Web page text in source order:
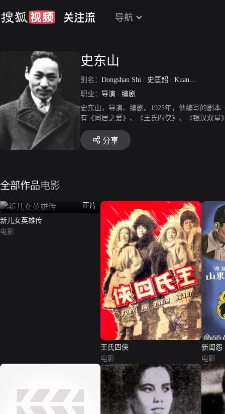
导航
史东山
别名： Dongshan Shi / 史匡韶 / Kuangshao Shi
职业： 导演 / 编剧
史东山，导演、编剧。1925年，他编写的剧
有《同居之爱》、《王氏四侠》、《银汉双
编导了一系列广泛触及社会问题，有鲜明时
分享
全部作品电影
正片
新儿女英雄传
电影
王氏四侠
电影
新闺怨
电影